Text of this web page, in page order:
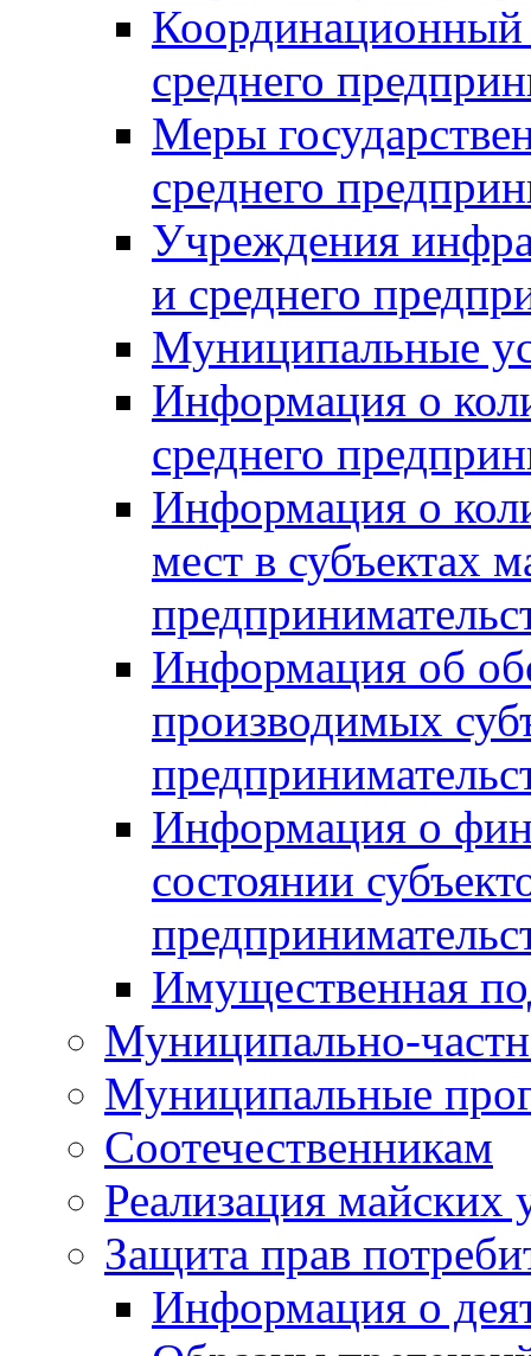
Координационный
среднего
Меры
среднего
Учреждения
и среднего
Муниципальные
Информация о
среднего
Информация о
мест в субъектах
Информация об
производимых
Информация о
состоянии
Имущественная
Муниципально-
Муниципальные
Соотечественникам
Реализация майских
Защита прав
Информация о